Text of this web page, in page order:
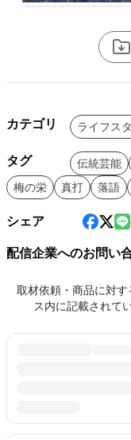
カテゴリ ライフス
タグ 伝統芸能
梅の栄
真打 落語
シェア
配信企業へのお問い
取材依頼・商品に対
ス内に記載されて